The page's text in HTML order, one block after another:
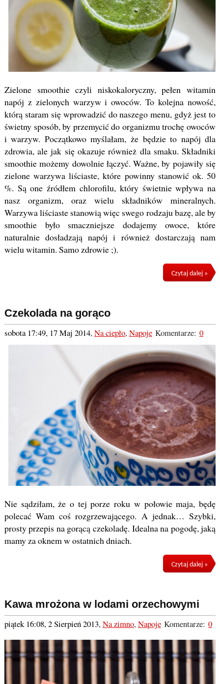
Zielone smoothie czyli niskokaloryczny, pełen witamin
napój z zielonych warzyw i owoców. To kolejna nowość,
którą staram się wprowadzić do naszego menu, gdyż jest to
świetny sposób, by przemycić do organizmu trochę owoców
i warzyw. Początkowo myślałam, że będzie to napój dla
zdrowia, ale jak się okazuje również dla smaku. Składniki
smoothie możemy dowolnie łączyć. Ważne, by pojawiły się
zielone warzywa liściaste, które powinny stanowić ok. 50
%. Są one źródłem chlorofilu, który świetnie wpływa na
nasz organizm, oraz wielu składników mineralnych.
Warzywa liściaste stanowią więc swego rodzaju bazę, ale by
smoothie było smaczniejsze dodajemy owoce, które
naturalnie dosładzają napój i również dostarczają nam
wielu witamin. Samo zdrowie ;).
Czytaj dalej »
Czekolada na gorąco
sobota 17:49, 17 Maj 2014,Na ciepło,NapojeKomentarze: 0
Nie sądziłam, że o tej porze roku w połowie maja, będę
polecać Wam coś rozgrzewającego. A jednak… Szybki,
prosty przepis na gorącą czekoladę. Idealna na pogodę, jaką
mamy za oknem w ostatnich dniach.
Czytaj dalej »
Kawa mrożona w lodami orzechowymi
piątek 16:08, 2 Sierpień 2013,Na zimno,NapojeKomentarze: 0